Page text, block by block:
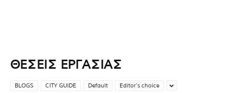
ΘΕΣΕΙΣ ΕΡΓΑΣΙΑΣ
BLOGS CITY GUIDE Default Editor's choice